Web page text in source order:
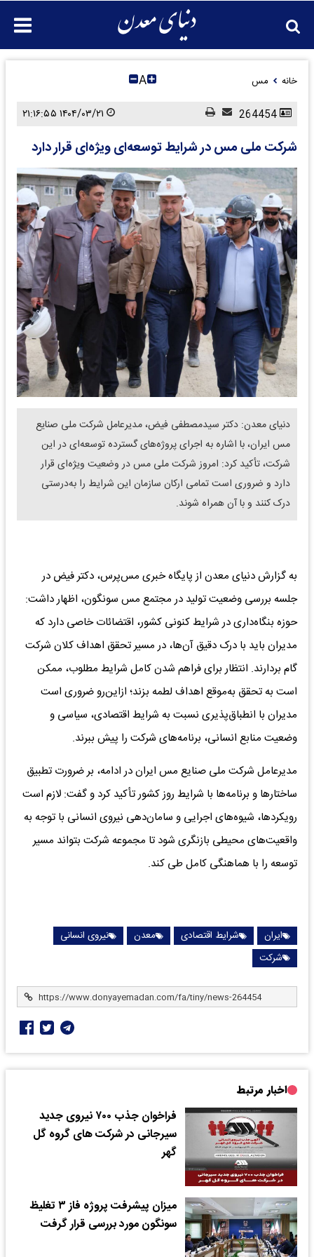
خانه مس A
شرکت ملی مس در شرایط توسعه‌ای ویژه‌ای قرار دارد
دنیای معدن: دکتر سیدمصطفی فیض، مدیرعامل شرکت ملی صنایع
مس ایران، با اشاره به اجرای پروژه‌های گسترده توسعه‌ای در این
شرکت، تأکید کرد: امروز شرکت ملی مس در وضعیت ویژه‌ای قرار
دارد و ضروری است تمامی ارکان سازمان این شرایط را به‌درستی
درک کنند و با آن همراه شوند.
به گزارش دنیای معدن از پایگاه خبری مس‌پرس، دکتر فیض در
جلسه بررسی وضعیت تولید در مجتمع مس سونگون، اظهار داشت:
حوزه بنگاه‌داری در شرایط کنونی کشور، اقتضائات خاصی دارد که
مدیران باید با درک دقیق آن‌ها، در مسیر تحقق اهداف کلان شرکت
گام بردارند. انتظار برای فراهم شدن کامل شرایط مطلوب، ممکن
است به تحقق به‌موقع اهداف لطمه بزند؛ ازاین‌رو ضروری است
مدیران با انطباق‌پذیری نسبت به شرایط اقتصادی، سیاسی و
وضعیت منابع انسانی، برنامه‌های شرکت را پیش ببرند.
مدیرعامل شرکت ملی صنایع مس ایران در ادامه، بر ضرورت تطبیق
ساختارها و برنامه‌ها با شرایط روز کشور تأکید کرد و گفت: لازم است
رویکردها، شیوه‌های اجرایی و سامان‌دهی نیروی انسانی با توجه به
واقعیت‌های محیطی بازنگری شود تا مجموعه شرکت بتواند مسیر
توسعه را با هماهنگی کامل طی کند.
ایران شرایط اقتصادی معدن
نیروی انسانی
شرکت
اخبار مرتبط
فراخوان جذب ۷۰۰ نیروی جدید
سیرجانی در شرکت های گروه گل
گهر
میزان پیشرفت پروژه فاز ۳ تغلیظ
سونگون مورد بررسی قرار گرفت